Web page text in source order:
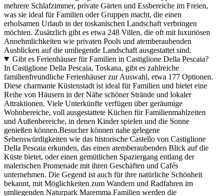
mehrere Schlafzimmer, private Gärten und Essbereiche im Freien,
was sie ideal für Familien oder Gruppen macht, die einen
erholsamen Urlaub in der toskanischen Landschaft verbringen
möchten. Zusätzlich gibt es etwa 248 Villen, die oft mit luxuriösen
Annehmlichkeiten wie privaten Pools und atemberaubenden
Ausblicken auf die umliegende Landschaft ausgestattet sind.
Gibt es Ferienhäuser für Familien in Castiglione Della Pescaia?
In Castiglione Della Pescaia, Toskana, gibt es zahlreiche
familienfreundliche Ferienhäuser zur Auswahl, etwa 177 Optionen.
Diese charmante Küstenstadt ist ideal für Familien und bietet eine
Reihe von Häusern in der Nähe schöner Strände und lokaler
Attraktionen. Viele Unterkünfte verfügen über geräumige
Wohnbereiche, voll ausgestattete Küchen für Familienmahlzeiten
und Außenbereiche, in denen Kinder spielen und die Sonne
genießen können.Besucher können nahe gelegene
Sehenswürdigkeiten wie das historische Castello von Castiglione
Della Pescaia erkunden, das einen atemberaubenden Blick auf die
Küste bietet, oder einen gemütlichen Spaziergang entlang der
malerischen Promenade mit ihren Geschäften und Cafés
unternehmen. Die Gegend ist auch für ihre natürliche Schönheit
bekannt, mit Möglichkeiten zum Wandern und Radfahren im
umliegenden Naturpark Maremma.Familien werden die